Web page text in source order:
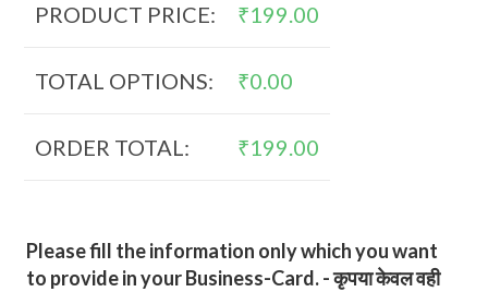
PRODUCT PRICE: ₹199.00
TOTAL OPTIONS: ₹0.00
ORDER TOTAL: ₹199.00
Please fill the information only which you want
to provide in your Business-Card. - कृपया केवल वही